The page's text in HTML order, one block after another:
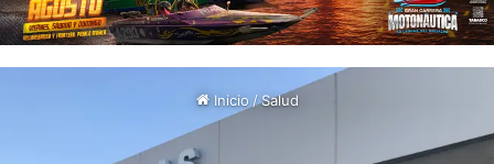
Inicio /Salud